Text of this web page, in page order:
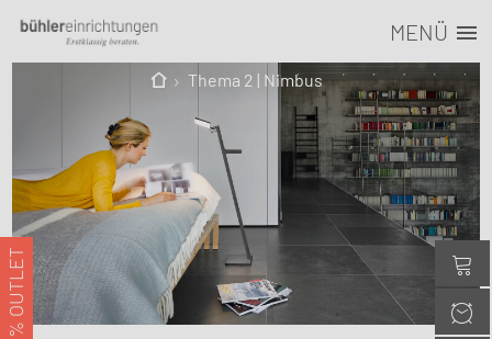
MENÜ
Thema 2 | Nimbus
% OUTLET